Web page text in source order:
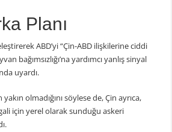
Planı
ABD’yi “Çin-ABD ilişkilerine ciddi
bağımsızlığı’na yardımcı yanlış sinyal
uyardı.
olmadığını söylese de, Çin ayrıca,
için yerel olarak sunduğu askeri